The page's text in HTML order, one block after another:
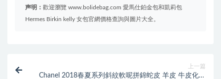
声明： 歡迎瀏覽 www.bolidebag.com 愛馬仕鉑金包和凱莉包
Hermes Birkin kelly 女包官網價格查詢與圖片大全。
上一篇
Chanel 2018春夏系列斜紋軟呢拼錦蛇皮 羊皮 牛皮化妝